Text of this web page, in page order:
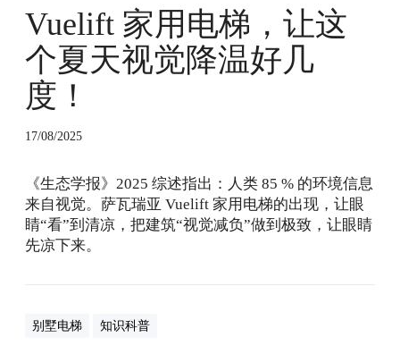
让
这
个
天
视
觉
温
好
几
度
！
Vuelift 家用电梯，让这
个夏天视觉降温好几
度！
17/08/2025
《生态学报》2025 综述指出：人类 85 % 的环境信息
来自视觉。萨瓦瑞亚 Vuelift 家用电梯的出现，让眼
睛“看”到清凉，把建筑“视觉减负”做到极致，让眼睛
先凉下来。
别墅电梯 知识科普